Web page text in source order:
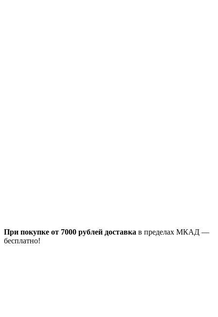
При покупке от 7000 рублей доставка в пределах МКАД —
бесплатно!